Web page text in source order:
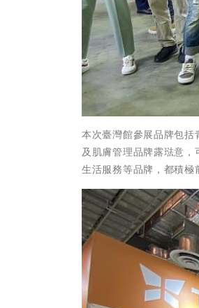
本次臺灣館參展品牌包
及肌膚管理品牌露琺意，
生活服務等品牌，都積極